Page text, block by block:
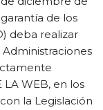
de los
deba realizar
LA WEB, en los
la Legislación